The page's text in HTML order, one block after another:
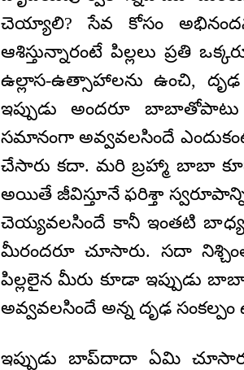
చెయ్యాలి? సేవ కోసం
ఆశిస్తున్నారంటే పిల్లలు ప్రతి
ఉల్లాస-ఉత్సాహాలను ఉంచి, దృఢ
ఇప్పుడు అందరూ బాబాతోపాటు
సమానంగా అవ్వవలసిందే
చేసారు కదా. మరి బ్రహ్మా బాబా
అయితే జీవిస్తూనే ఫరిశ్తా
చెయ్యవలసిందే కానీ ఇంతటి
మీరందరూ చూసారు. సదా
పిల్లలైన మీరు కూడా ఇప్పుడు
అవ్వవలసిందే అన్న దృఢ
ఇప్పుడు బాప్‌దాదా ఏమి